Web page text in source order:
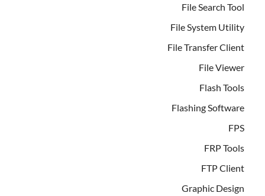
File Search Tool
File System Utility
File Transfer Client
File Viewer
Flash Tools
Flashing Software
FPS
FRP Tools
FTP Client
Graphic Design